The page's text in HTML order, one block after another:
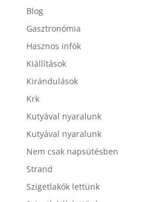
Blog
Gasztronómia
Hasznos infók
Kiállítások
Kirándulások
Krk
Kutyával nyaralunk
Kutyával nyaralunk
Nem csak napsütésben
Strand
Szigetlakók lettünk